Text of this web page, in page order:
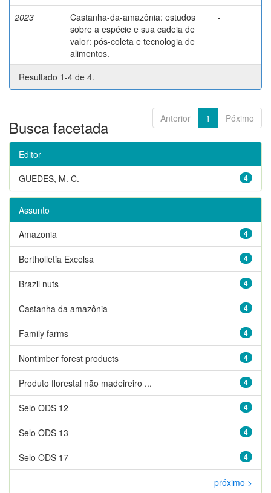
2023
Castanha-da-amazônia: estudos
sobre a espécie e sua cadeia de
valor: pós-coleta e tecnologia de
alimentos.
-
Resultado 1-4 de 4.
Anterior 1 Póximo
Busca facetada
Editor
4
GUEDES, M. C.
Assunto
4
Amazonia
4
Bertholletia Excelsa
4
Brazil nuts
4
Castanha da amazônia
4
Family farms
4
Nontimber forest products
4
Produto florestal não madeireiro ...
4
Selo ODS 12
4
Selo ODS 13
4
Selo ODS 17
próximo >